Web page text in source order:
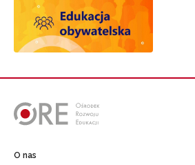
O nas